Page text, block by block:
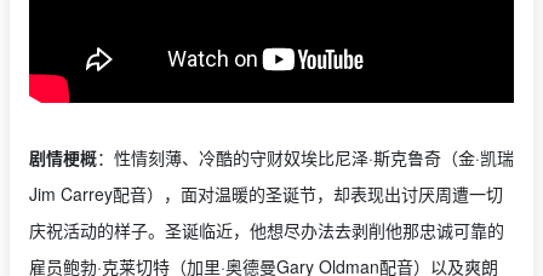
剧情梗概：性情刻薄、冷酷的守财奴埃比尼泽·斯克鲁奇（金·凯瑞
Jim Carrey配音），面对温暖的圣诞节，却表现出讨厌周遭一切
庆祝活动的样子。圣诞临近，他想尽办法去剥削他那忠诚可靠的
雇员鲍勃·克莱切特（加里·奥德曼Gary Oldman配音）以及爽朗